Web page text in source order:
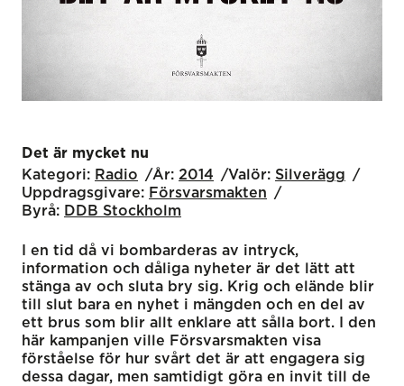
Det är mycket nu
Kategori: Radio År: 2014 Valör: Silverägg
Uppdragsgivare: Försvarsmakten
Byrå: DDB Stockholm
I en tid då vi bombarderas av intryck,
information och dåliga nyheter är det lätt att
stänga av och sluta bry sig. Krig och elände blir
till slut bara en nyhet i mängden och en del av
ett brus som blir allt enklare att sålla bort. I den
här kampanjen ville Försvarsmakten visa
förståelse för hur svårt det är att engagera sig
dessa dagar, men samtidigt göra en invit till de